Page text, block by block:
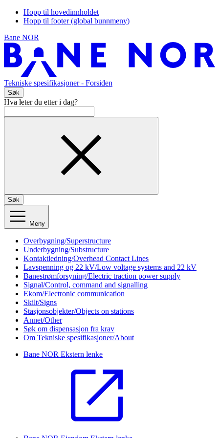
Hopp til hovedinnholdet
Hopp til footer (global bunnmeny)
Bane NOR
Tekniske spesifikasjoner- Forsiden
Søk
Hva leter du etter i dag?
Søk
Meny
Overbygning/Superstructure
Underbygning/Substructure
Kontaktledning/Overhead Contact Lines
Lavspenning og 22 kV/Low voltage systems and 22 kV
Banestrømforsyning/Electric traction power supply
Signal/Control, command and signalling
Ekom/Electronic communication
Skilt/Signs
Stasjonsobjekter/Objects on stations
Annet/Other
Søk om dispensasjon fra krav
Om Tekniske spesifikasjoner/About
Bane NOR Ekstern lenke